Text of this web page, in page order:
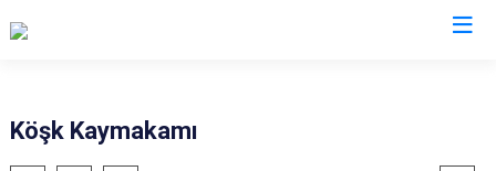
Köşk Kaymakamı